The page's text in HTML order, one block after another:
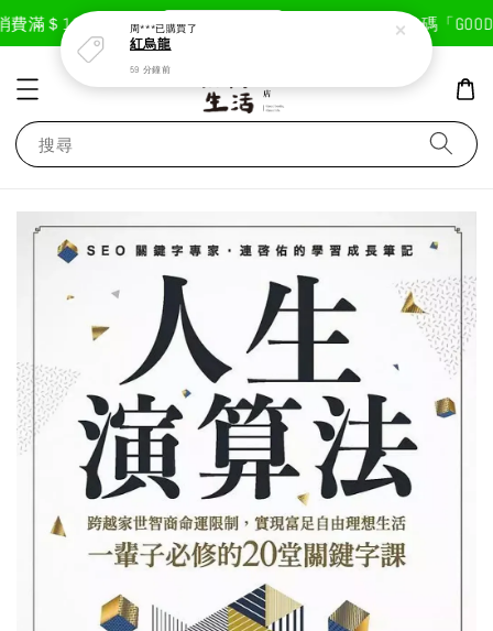
滿＄1800免運費 現在去購物！ 首次註冊輸入折扣碼「
搜尋
周***已購買了
紅烏龍
59 分鐘前